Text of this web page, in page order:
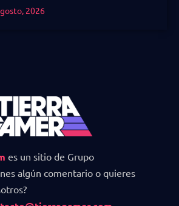
2026
es un sitio de Grupo
algún comentario o quieres